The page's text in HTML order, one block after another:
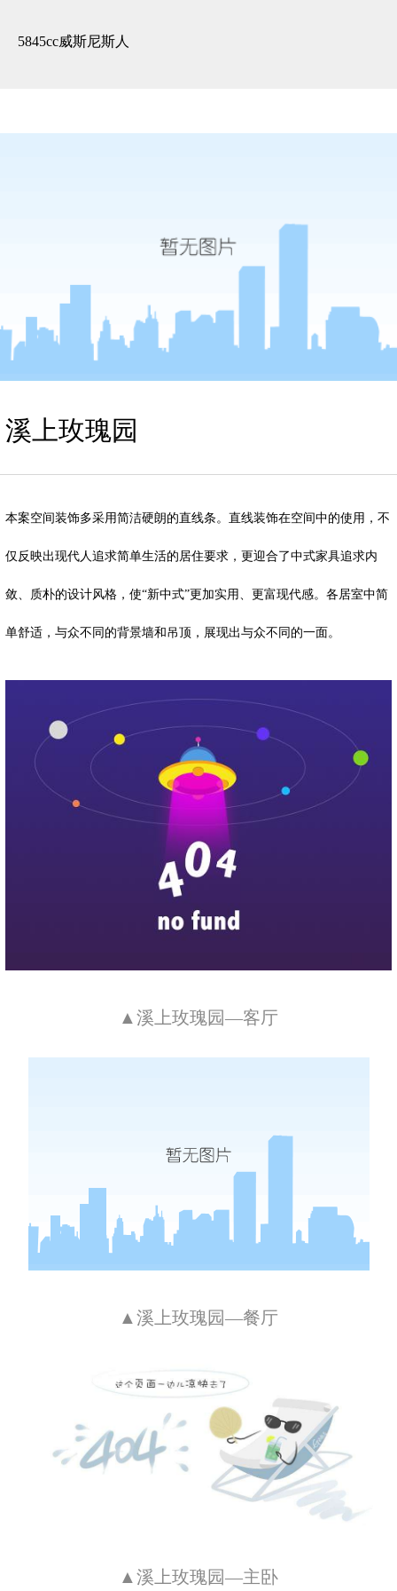
5845cc威斯尼斯人
溪上玫瑰园
本案空间装饰多采用简洁硬朗的直线条。直线装饰在空间中的使用，不
仅反映出现代人追求简单生活的居住要求，更迎合了中式家具追求内
敛、质朴的设计风格，使“新中式”更加实用、更富现代感。各居室中简
单舒适，与众不同的背景墙和吊顶，展现出与众不同的一面。
▲溪上玫瑰园—客厅
▲溪上玫瑰园—餐厅
▲溪上玫瑰园—主卧